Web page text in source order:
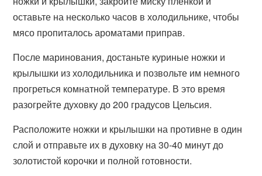
оставьте на несколько часов в холодильнике, чтобы
мясо пропиталось ароматами приправ.
После маринования, достаньте куриные ножки и
крылышки из холодильника и позвольте им немного
прогреться комнатной температуре. В это время
разогрейте духовку до 200 градусов Цельсия.
Расположите ножки и крылышки на противне в один
слой и отправьте их в духовку на 30-40 минут до
золотистой корочки и полной готовности.